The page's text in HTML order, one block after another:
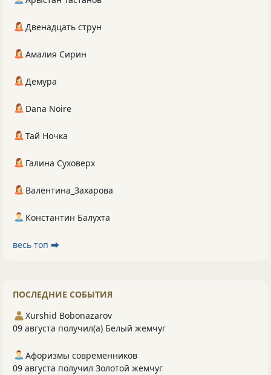
Двенадцать струн
Амалия Сирин
Демура
Dana Noire
Тай Ночка
Галина Суховерх
Валентина_Захарова
Константин Балухта
весь топ ⮕
ПОСЛЕДНИЕ СОБЫТИЯ
Xurshid Bobonazarov
09 августа получил(а) Белый жемчуг
Афоризмы современников
09 августа получил Золотой жемчуг